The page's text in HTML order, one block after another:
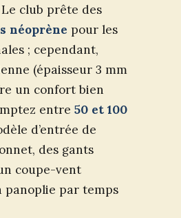
club prête des
néoprène pour les
; cependant,
(épaisseur 3 mm
un confort bien
entre 50 et 100
d’entrée de
des gants
coupe-vent
panoplie par temps